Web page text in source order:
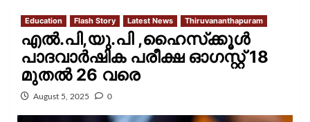
Education Flash Story Latest News Thiruvananthapuram
എല്‍.പി,യു.പി ,ഹൈസ്‌ക്കൂള്‍
പാദവാര്‍ഷിക പരീക്ഷ ഓഗസ്റ്റ് 18
മുതല്‍ 26 വരെ
August 5, 2025 0